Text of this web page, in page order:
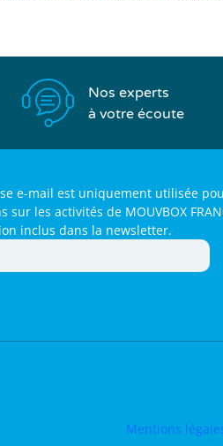
Nos experts
à votre écoute
e-mail est uniquement utilisée
sur les activités de MOUVBOX
inclus dans la newsletter.
Mentions